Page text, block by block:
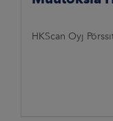
HKScan Oyj